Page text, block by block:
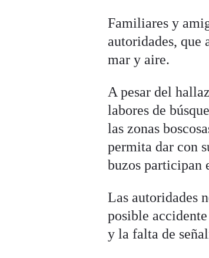
Familiares y
autoridades, que
mar y aire.
A pesar del
labores de
las zonas
permita dar con
buzos participan
Las autoridades
posible
y la falta de